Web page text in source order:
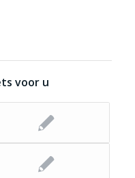
voor u